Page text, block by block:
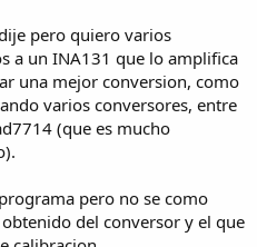
pero quiero varios
a un INA131 que lo amplifica
una mejor conversion, como
varios conversores, entre
(que es mucho
pero no se como
del conversor y el que